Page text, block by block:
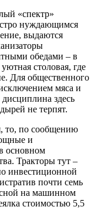
«спектр»
нуждающимся
выдаются
обедами – ​в
столовая, где
Для общественного
мяса и
здесь
не терпят.
то, по сообщению
и
основном
Тракторы тут –
инвестиционной
почти семь
на машинном
стоимостью 5,5